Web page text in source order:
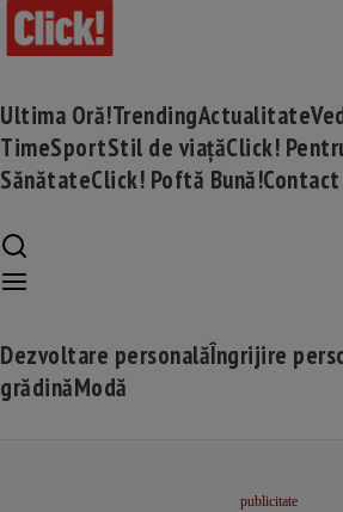
Ultima Oră!TrendingActualitate
TimeSportStil de viațăClick!
SănătateClick! Poftă Bună!Contact
Dezvoltare personalăÎngrijire
grădinăModă